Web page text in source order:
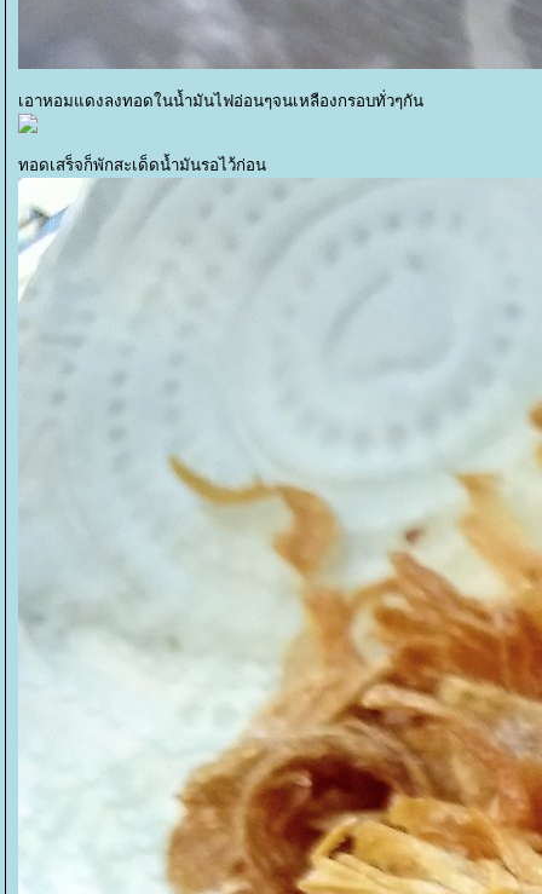
เอาหอมแดงลงทอดในน้ำมันไฟอ่อนๆจนเหลืองกรอบทั่วๆกัน
ทอดเสร็จก็พักสะเด็ดน้ำมันรอไว้ก่อน